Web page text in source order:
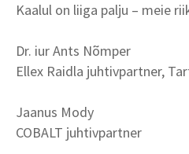
Kaalul on liiga palju – meie
Dr. iur Ants Nõmper
Ellex Raidla juhtivpartner,
Jaanus Mody
COBALT juhtivpartner